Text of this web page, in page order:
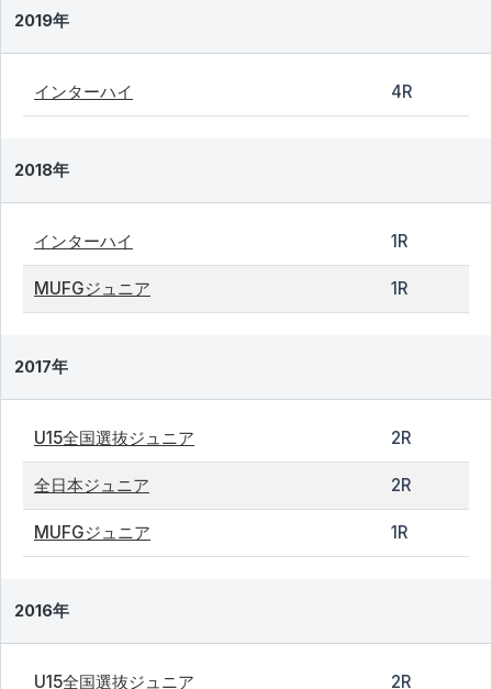
2019年
インターハイ 4R
2018年
インターハイ 1R
MUFGジュニア 1R
2017年
U15全国選抜ジュニア 2R
全日本ジュニア 2R
MUFGジュニア 1R
2016年
U15全国選抜ジュニア 2R